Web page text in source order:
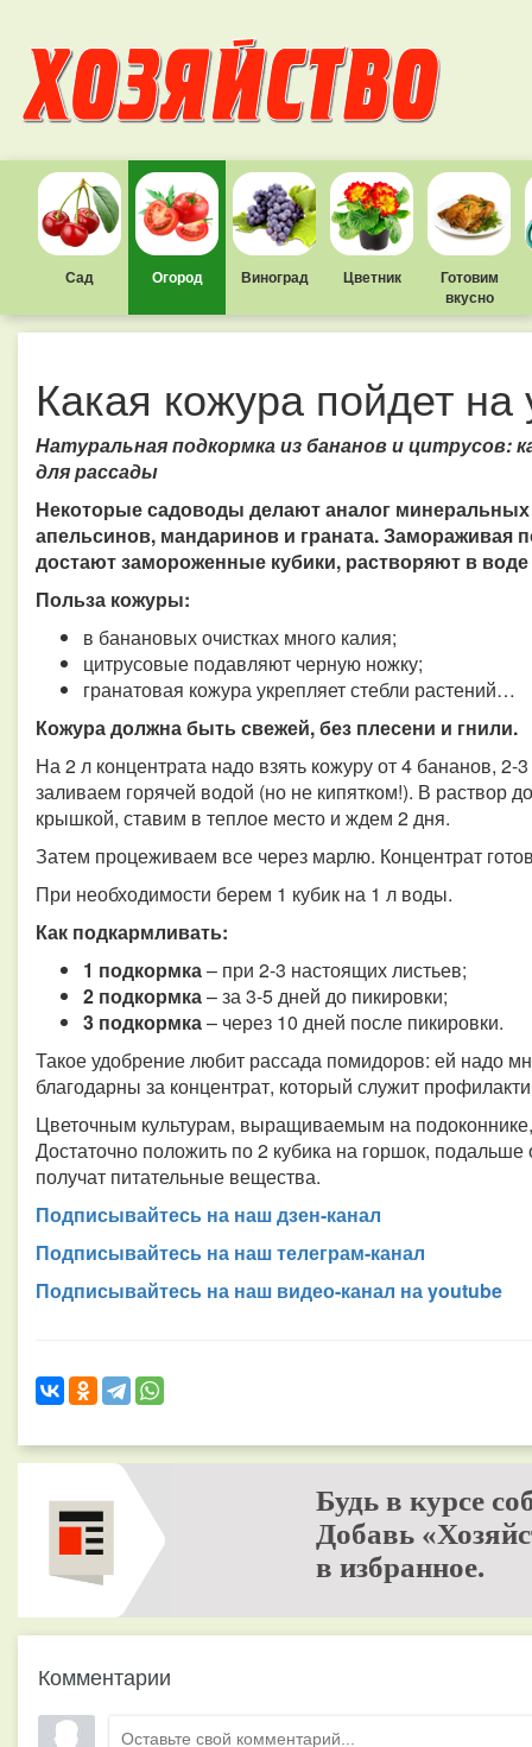
Сад Огород Виноград Цветник
Готовим
вкусно
Какая кожура пойдет
Натуральная подкормка из бананов и цитрусов:
для рассады
Некоторые садоводы делают аналог
апельсинов, мандаринов и граната. Замораживая
достают замороженные кубики, растворяют в
Польза кожуры:
в банановых очистках много калия;
цитрусовые подавляют черную ножку;
гранатовая кожура укрепляет стебли растений…
Кожура должна быть свежей, без плесени и гнили.
На 2 л концентрата надо взять кожуру от 4 бананов,
заливаем горячей водой (но не кипятком!). В раствор
крышкой, ставим в теплое место и ждем 2 дня.
Затем процеживаем все через марлю. Концентрат
При необходимости берем 1 кубик на 1 л воды.
Как подкармливать:
1 подкормка– при 2-3 настоящих листьев;
2 подкормка– за 3-5 дней до пикировки;
3 подкормка– через 10 дней после пикировки.
Такое удобрение любит рассада помидоров: ей надо
благодарны за концентрат, который служит
Цветочным культурам, выращиваемым на
Достаточно положить по 2 кубика на горшок, подальше
получат питательные вещества.
Подписывайтесь на наш дзен-канал
Подписывайтесь на наш телеграм-канал
Подписывайтесь на наш видео-канал на youtube
Будь в курсе
Добавь
в избранное.
Комментарии